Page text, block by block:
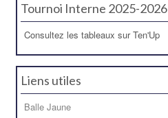
Tournoi Interne 2025-2026
Consultez les tableaux sur Ten'Up
Liens utiles
Balle Jaune